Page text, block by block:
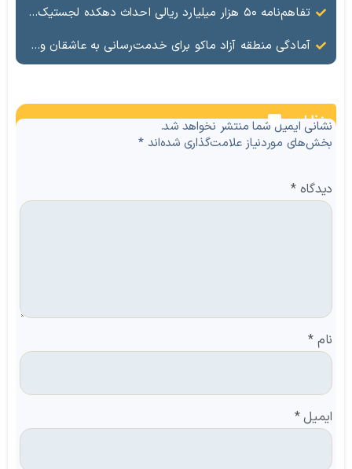
تفاهم‌نامه ۵۰ هزار میلیارد ریالی احداث دهکده لجستیک ماکو امضا شد
آمادگی منطقه آزاد ماکو برای خدمت‌رسانی به عاشقان ولایت در آیین وداع و تشییع قائد امت
نظرات
نشانی ایمیل شما منتشر نخواهد شد.
بخش‌های موردنیاز علامت‌گذاری شده‌اند*
دیدگاه*
نام *
ایمیل*